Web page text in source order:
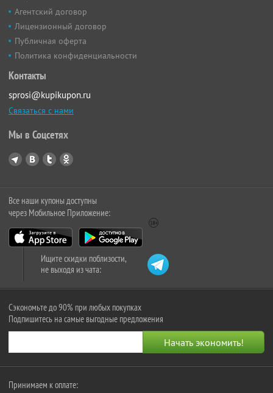
Агентский договор
Лицензионный договор
Публичная оферта
Политика конфиденциальности
Контакты
sprosi@kupikupon.ru
Связаться с нами
Мы в Соцсетях
Все наши купоны доступны
через Мобильное Приложение:
Ищите скидки поблизости,
не выходя из чата:
Сэкономьте до 90% при любых покупках
Подпишитесь на самые выгодные предложения
Принимаем к оплате: